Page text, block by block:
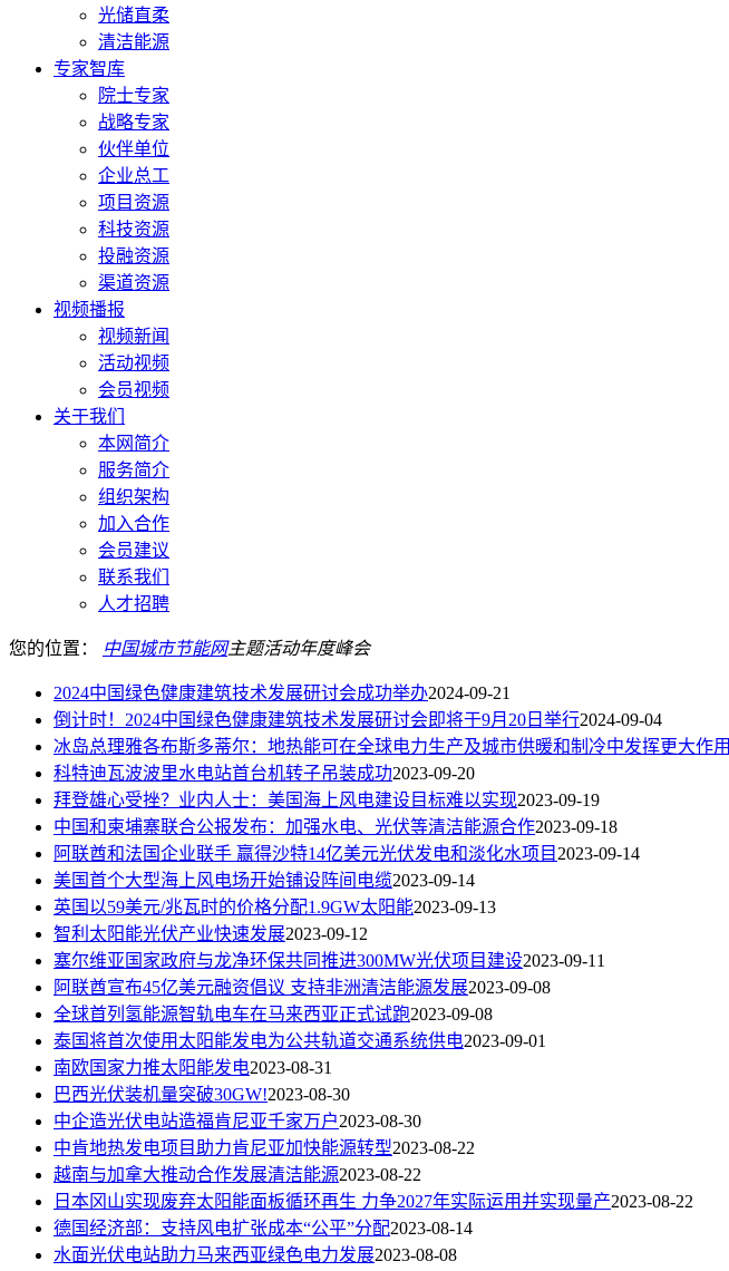
光储直柔
清洁能源
专家智库
院士专家
战略专家
伙伴单位
企业总工
项目资源
科技资源
投融资源
渠道资源
视频播报
视频新闻
活动视频
会员视频
关于我们
本网简介
服务简介
组织架构
加入合作
会员建议
联系我们
人才招聘
您的位置： 中国城市节能网主题活动年度峰会
2024中国绿色健康建筑技术发展研讨会成功举办2024-09-21
倒计时！2024中国绿色健康建筑技术发展研讨会即将于9月20日举行2024-09-04
冰岛总理雅各布斯多蒂尔：地热能可在全球电力生产及城市供暖和制冷中发挥更大作用
科特迪瓦波波里水电站首台机转子吊装成功2023-09-20
拜登雄心受挫？业内人士：美国海上风电建设目标难以实现2023-09-19
中国和柬埔寨联合公报发布：加强水电、光伏等清洁能源合作2023-09-18
阿联酋和法国企业联手 赢得沙特14亿美元光伏发电和淡化水项目 2023-09-14
美国首个大型海上风电场开始铺设阵间电缆2023-09-14
英国以59美元/兆瓦时的价格分配1.9GW太阳能2023-09-13
智利太阳能光伏产业快速发展2023-09-12
塞尔维亚国家政府与龙净环保共同推进300MW光伏项目建设2023-09-11
阿联酋宣布45亿美元融资倡议 支持非洲清洁能源发展2023-09-08
全球首列氢能源智轨电车在马来西亚正式试跑2023-09-08
泰国将首次使用太阳能发电为公共轨道交通系统供电2023-09-01
南欧国家力推太阳能发电2023-08-31
巴西光伏装机量突破30GW!2023-08-30
中企造光伏电站造福肯尼亚千家万户2023-08-30
中肯地热发电项目助力肯尼亚加快能源转型2023-08-22
越南与加拿大推动合作发展清洁能源2023-08-22
日本冈山实现废弃太阳能面板循环再生 力争2027年实际运用并实现量产2023-08-22
德国经济部：支持风电扩张成本“公平”分配2023-08-14
水面光伏电站助力马来西亚绿色电力发展2023-08-08